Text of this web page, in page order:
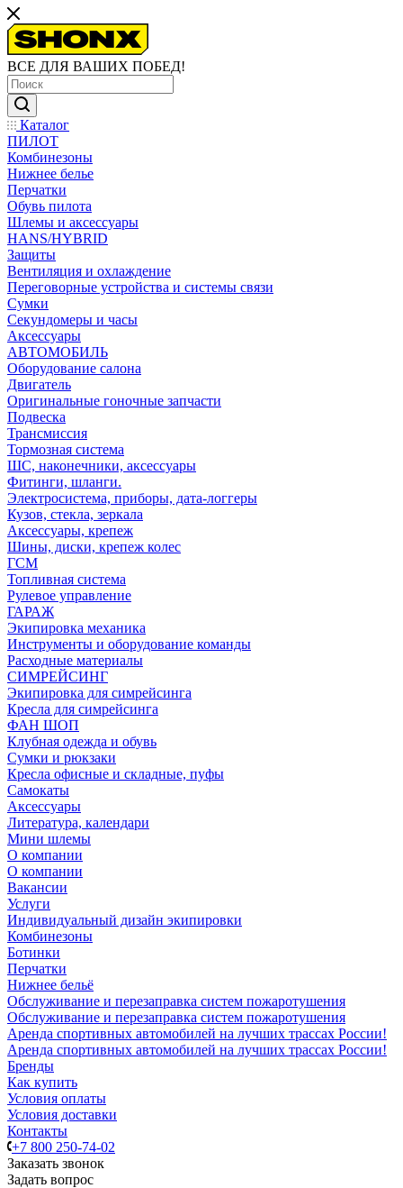
ВСЕ ДЛЯ ВАШИХ ПОБЕД!
Каталог
ПИЛОТ
Комбинезоны
Нижнее белье
Перчатки
Обувь пилота
Шлемы и аксессуары
HANS/HYBRID
Защиты
Вентиляция и охлаждение
Переговорные устройства и системы связи
Сумки
Секундомеры и часы
Аксессуары
АВТОМОБИЛЬ
Оборудование салона
Двигатель
Оригинальные гоночные запчасти
Подвеска
Трансмиссия
Тормозная система
ШС, наконечники, аксессуары
Фитинги, шланги.
Электросистема, приборы, дата-логгеры
Кузов, стекла, зеркала
Аксессуары, крепеж
Шины, диски, крепеж колес
ГСМ
Топливная система
Рулевое управление
ГАРАЖ
Экипировка механика
Инструменты и оборудование команды
Расходные материалы
СИМРЕЙСИНГ
Экипировка для симрейсинга
Кресла для симрейсинга
ФАН ШОП
Клубная одежда и обувь
Сумки и рюкзаки
Кресла офисные и складные, пуфы
Самокаты
Аксессуары
Литература, календари
Мини шлемы
О компании
О компании
Вакансии
Услуги
Индивидуальный дизайн экипировки
Комбинезоны
Ботинки
Перчатки
Нижнее бельё
Обслуживание и перезаправка систем пожаротушения
Обслуживание и перезаправка систем пожаротушения
Аренда спортивных автомобилей на лучших трассах России!
Аренда спортивных автомобилей на лучших трассах России!
Бренды
Как купить
Условия оплаты
Условия доставки
Контакты
+7 800 250-74-02
Заказать звонок
Задать вопрос